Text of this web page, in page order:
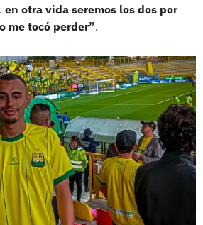
en otra vida seremos los dos por
me tocó perder”.